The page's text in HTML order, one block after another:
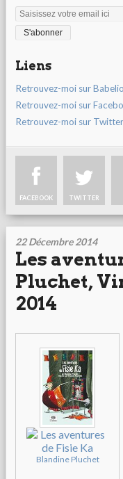
Liens
Retrouvez-moi sur Babelio
Retrouvez-moi sur
Retrouvez-moi sur Twitter
FACEBOOK TWITTER
22 Décembre 2014
Les
Pluchet,
2014
Blandine Pluchet